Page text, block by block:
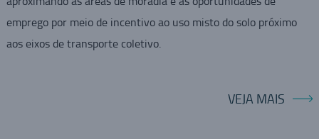
emprego por meio de incentivo ao uso misto do solo próximo
aos eixos de transporte coletivo.
VEJA MAIS